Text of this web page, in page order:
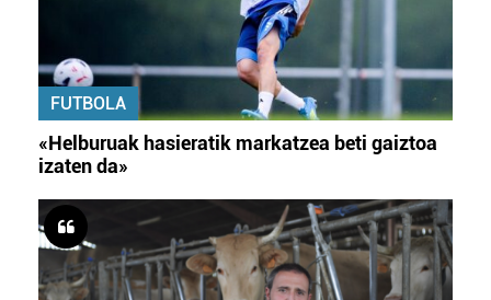
FUTBOLA
«Helburuak hasieratik markatzea beti gaiztoa
izaten da»